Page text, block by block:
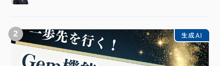
2 生成AI